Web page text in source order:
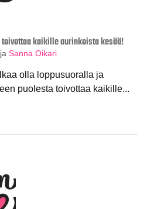
kaikille aurinkoista kesää!
Sanna Oikari
olla loppusuoralla ja
puolesta toivottaa kaikille...